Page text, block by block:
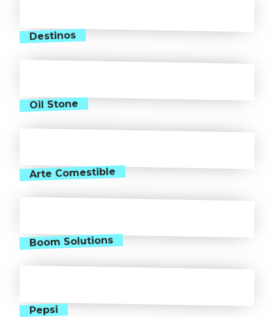
Destinos
Oil Stone
Arte Comestible
Boom Solutions
Pepsi